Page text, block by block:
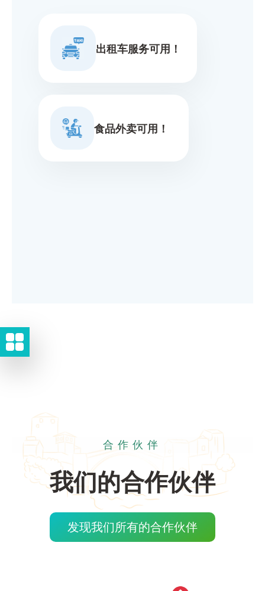
出租车服务可用！
食品外卖可用！
合作伙伴
我们的合作伙伴
发现我们所有的合作伙伴